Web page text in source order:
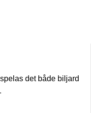
det både biljard